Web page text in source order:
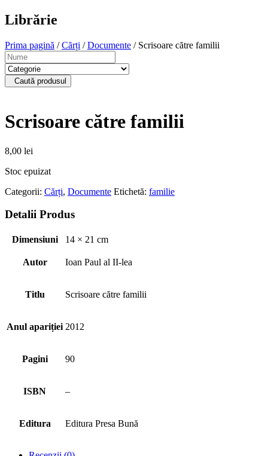
Librărie
Prima pagină /Cărți /Documente / Scrisoare către familii
Caută produsul
Scrisoare către familii
8,00 lei
Stoc epuizat
Categorii: Cărți, Documente Etichetă: familie
Detalii Produs
Dimensiuni 14 × 21 cm
Autor Ioan Paul al II-lea
Titlu Scrisoare către familii
Anul apariției 2012
Pagini 90
ISBN –
Editura Editura Presa Bună